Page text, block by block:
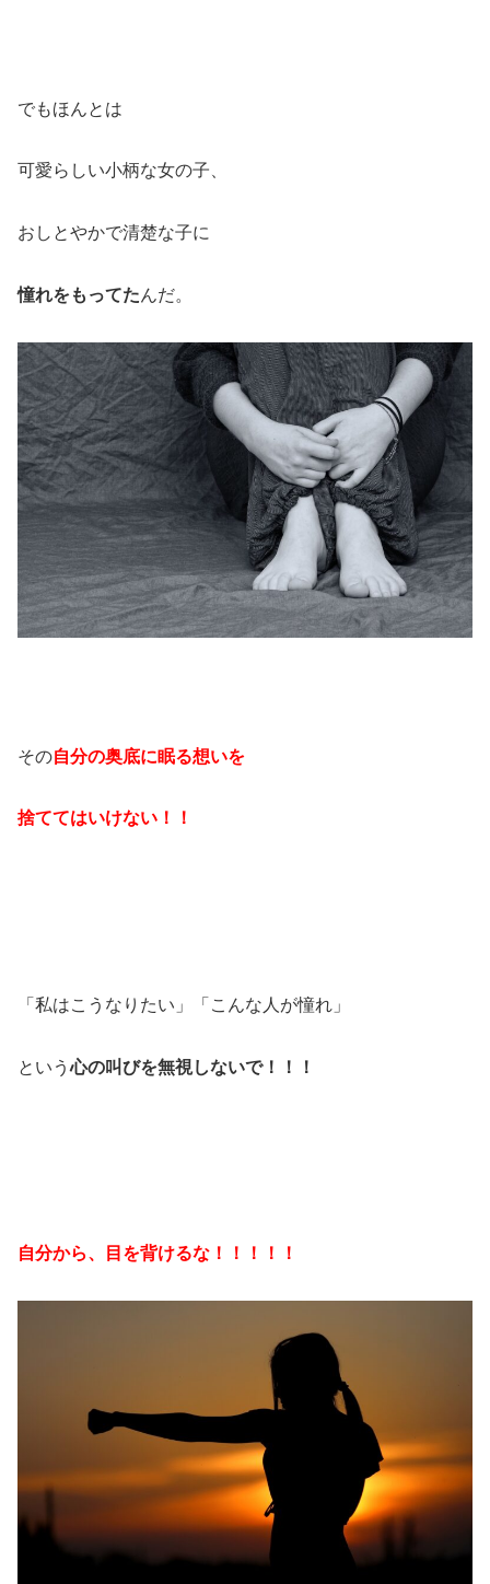
でもほんとは
可愛らしい小柄な女の子、
おしとやかで清楚な子に
憧れをもってたんだ。
その自分の奥底に眠る想いを
捨ててはいけない！！
「私はこうなりたい」「こんな人が憧れ」
という心の叫びを無視しないで！！！
自分から、目を背けるな！！！！！